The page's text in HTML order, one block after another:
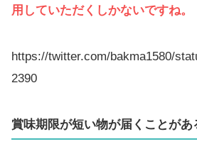
用していただくしかないですね。
https://twitter.com/bakma1580/
2390
賞味期限が短い物が届くことがあ